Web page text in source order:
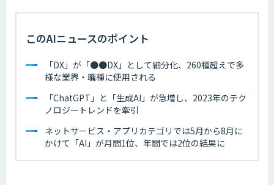
このAIニュースのポイント
「DX」が「●●DX」として細分化、260種超えで多
様な業界・職種に使用される
「ChatGPT」と「生成AI」が急増し、2023年のテク
ノロジートレンドを牽引
ネットサービス・アプリカテゴリでは5月から8月に
かけて「AI」が月間1位、年間では2位の結果に